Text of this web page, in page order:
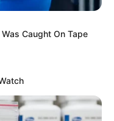
grupo do
as principais
Caught On Tape